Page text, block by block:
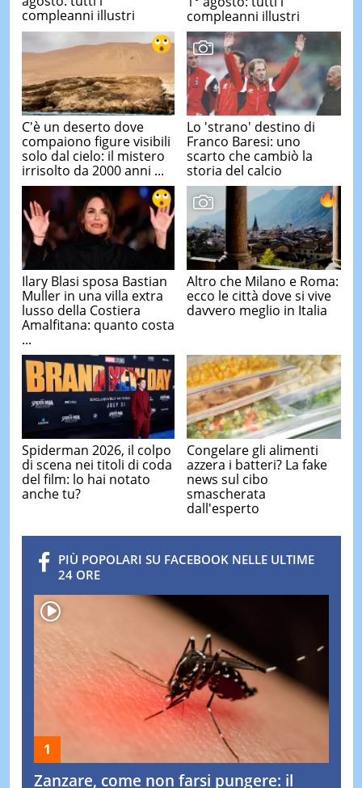
compleanni illustri
compleanni illustri
C'è un deserto dove
compaiono figure visibili
solo dal cielo: il mistero
irrisolto da 2000 anni ...
Lo 'strano' destino di
Franco Baresi: uno
scarto che cambiò la
storia del calcio
Ilary Blasi sposa Bastian
Muller in una villa extra
lusso della Costiera
Amalfitana: quanto costa
...
Altro che Milano e Roma:
ecco le città dove si vive
davvero meglio in Italia
Spiderman 2026, il colpo
di scena nei titoli di coda
del film: lo hai notato
anche tu?
Congelare gli alimenti
azzera i batteri? La fake
news sul cibo
smascherata
dall'esperto
PIÙ POPOLARI SU FACEBOOK NELLE ULTIME
24 ORE
Zanzare, come non farsi pungere: il